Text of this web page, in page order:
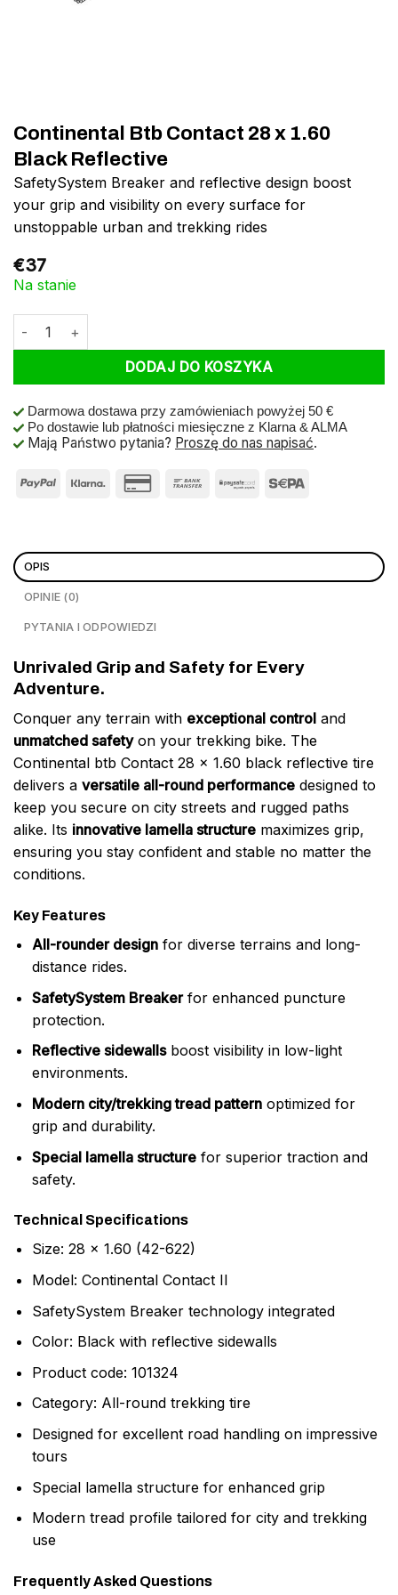
Continental Btb Contact 28 x 1.60
Black Reflective
SafetySystem Breaker and reflective design boost
your grip and visibility on every surface for
unstoppable urban and trekking rides
€37
Na stanie
ilość Continental Btb Contact 28 x 1.60 Black Reflective
DODAJ DO KOSZYKA
Darmowa dostawa przy zamówieniach powyżej 50 €
Po dostawie lub płatności miesięczne z Klarna & ALMA
Mają Państwo pytania? Proszę do nas napisać.
OPIS
OPINIE (0)
PYTANIA I ODPOWIEDZI
Unrivaled Grip and Safety for Every
Adventure.
Conquer any terrain with exceptional control and
unmatched safetyon your trekking bike. The
Continental btb Contact 28 x 1.60 black reflective tire
delivers a versatile all-round performance designed to
keep you secure on city streets and rugged paths
alike. Its innovative lamella structure maximizes grip,
ensuring you stay confident and stable no matter the
conditions.
Key Features
All-rounder designfor diverse terrains and long-
distance rides.
SafetySystem Breakerfor enhanced puncture
protection.
Reflective sidewallsboost visibility in low-light
environments.
Modern city/trekking tread patternoptimized for
grip and durability.
Special lamella structurefor superior traction and
safety.
Technical Specifications
Size: 28 x 1.60 (42-622)
Model: Continental Contact II
SafetySystem Breaker technology integrated
Color: Black with reflective sidewalls
Product code: 101324
Category: All-round trekking tire
Designed for excellent road handling on impressive
tours
Special lamella structure for enhanced grip
Modern tread profile tailored for city and trekking
use
Frequently Asked Questions